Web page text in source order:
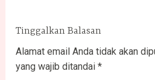
Tinggalkan Balasan
Alamat email Anda tidak akan
yang wajib ditandai*